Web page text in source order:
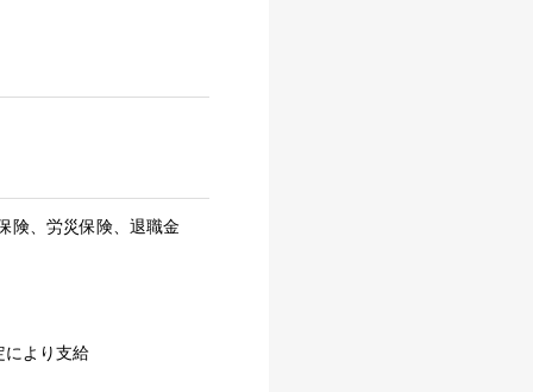
険、労災保険、退職金
により支給